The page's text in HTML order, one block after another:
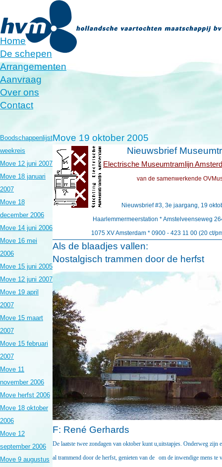
Home
De schepen
Arrangementen
Aanvraag
Over ons
Contact
Boodschappenlijst
weekreis
Move 12 juni 2007
Move 18 januari
2007
Move 18
december 2006
Move 14 juni 2006
Move 16 mei
2006
Move 15 juni 2005
Move 12 juni 2007
Move 19 april
2007
Move 15 maart
2007
Move 15 februari
2007
Move 11
november 2006
Move herfst 2006
Move 18 oktober
2006
Move 12
september 2006
Move 9 augustus
Move 19 oktober 2005
Nieuwsbrief
Electrische Museumtramlijn
van de samenwerkende
Nieuwsbrief #3, 3e jaargang, 19
Haarlemmermeerstation * Amstelveenseweg
1075 XV Amsterdam * 0900 - 423 11 00 (20 ct/
Als de blaadjes vallen:
Nostalgisch trammen door de herfst
F: René Gerhards
De laatste twee zondagen van oktober kunt u,
al trammend door de herfst, genieten van de
uitstapjes. Onderweg zijn
om de inwendige mens te